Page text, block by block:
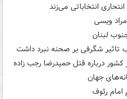
انتخاباتی می‌زند
مراد ویسی
لبنان
تاثیر شگرفی بر صحنه نبرد داشت
درباره قتل حمیدرضا رجب زاده
جهان
رئوف